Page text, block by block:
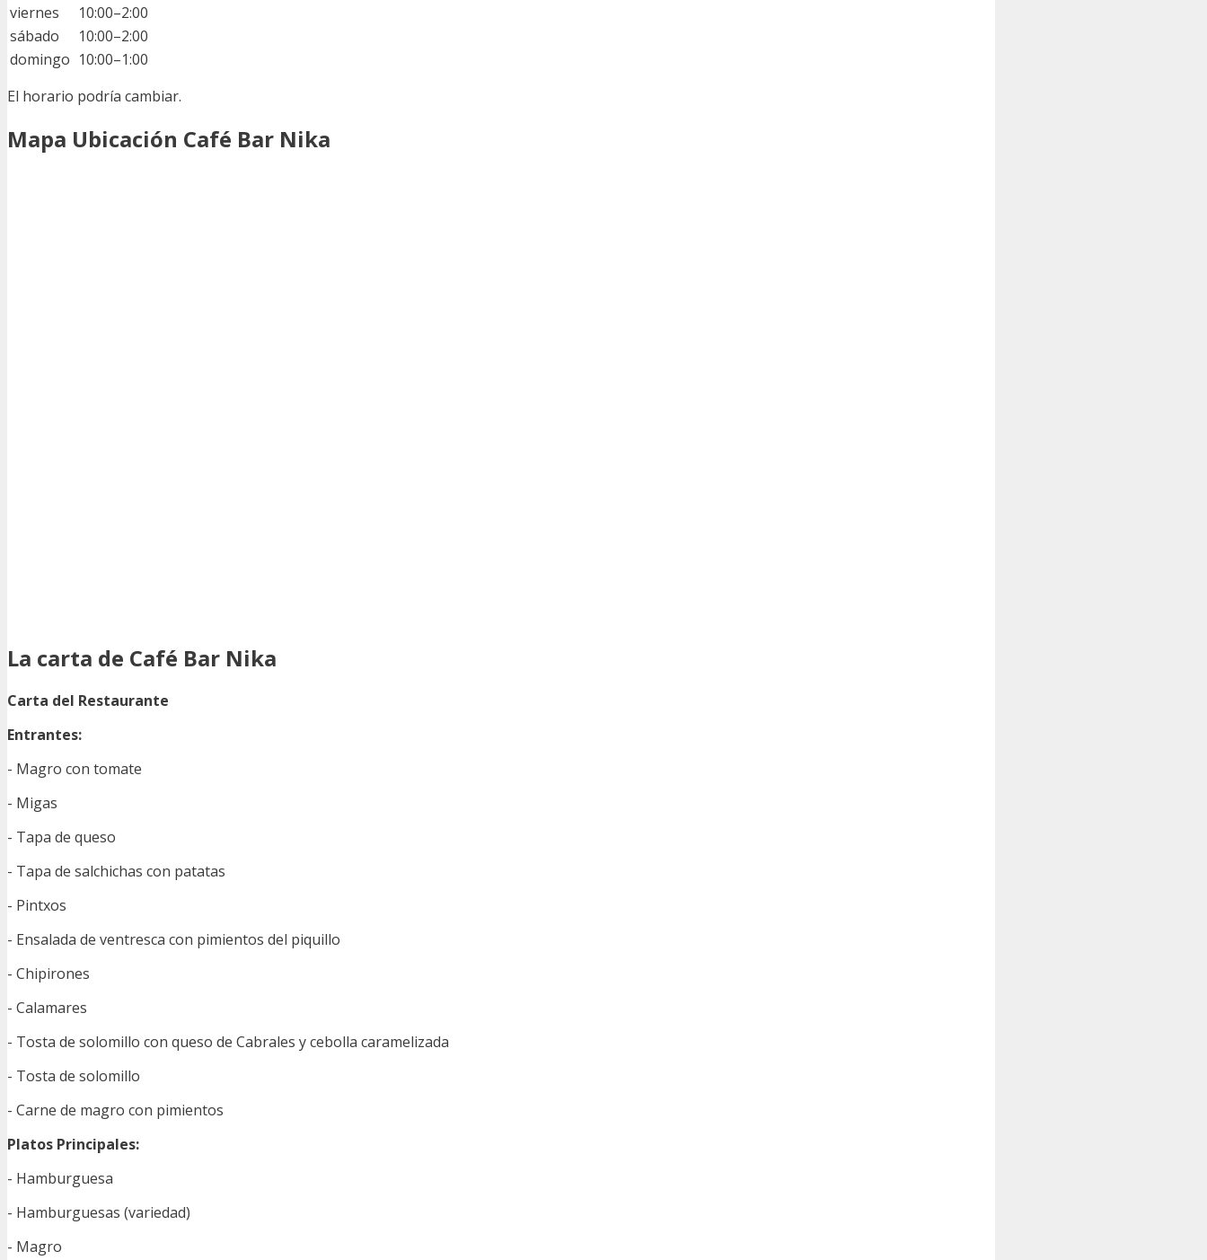
viernes
10:00–2:00
sábado
10:00–2:00
domingo 10:00–1:00
El horario podría cambiar.
Mapa Ubicación Café Bar Nika
La carta de Café Bar Nika
Carta del Restaurante
Entrantes:
- Magro con tomate
- Migas
- Tapa de queso
- Tapa de salchichas con patatas
- Pintxos
- Ensalada de ventresca con pimientos del piquillo
- Chipirones
- Calamares
- Tosta de solomillo con queso de Cabrales y cebolla caramelizada
- Tosta de solomillo
- Carne de magro con pimientos
Platos Principales:
- Hamburguesa
- Hamburguesas (variedad)
- Magro